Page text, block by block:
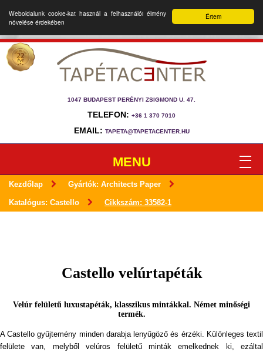
Értem
Weboldalunk cookie-kat használ a felhasználói élmény
növelése érdekében
1047 BUDAPEST PERÉNYI ZSIGMOND U. 47.
TELEFON: +36 1 370 7010
EMAIL: TAPETA@TAPETACENTER.HU
MENU
Kezdőlap Gyártók: Architects Paper
Katalógus: Castello Cikkszám: 33582-1
Castello velúrtapéták
Velúr felületű luxustapéták, klasszikus mintákkal. Német minőségi
termék.
A Castello gyűjtemény minden darabja lenyűgöző és érzéki. Különleges textil
felülete van, melyből velúros felületű minták emelkednek ki, ezáltal